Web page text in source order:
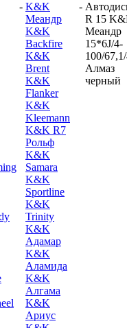
- K&K
Меандр
K&K
Backfire
K&K
Brent
K&K
Flanker
K&K
Kleemann
K&K R7
Рольф
K&K
Samara
K&K
Sportline
K&K
Trinity
K&K
Адамар
K&K
Аламида
K&K
Алгама
K&K
Ариус
-
R 15
Меандр
15*6J/4-
100/
Алмаз
черный